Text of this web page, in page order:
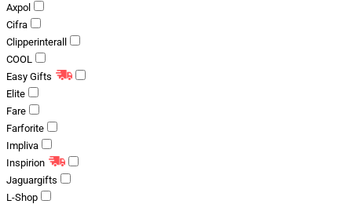
Axpol
Cifra
Clipperinterall
COOL
Easy Gifts
Elite
Fare
Farforite
Impliva
Inspirion
Jaguargifts
L-Shop